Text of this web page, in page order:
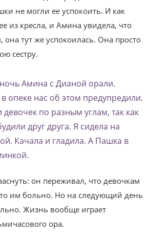
не могли ее успокоить. И как
из кресла, и Амина увидела, что
тут же успокоилась. Она просто
сестру.
Амина с Дианой орали.
опеке нас об этом предупредили.
по разным углам, так как
друг друга. Я сидела на
Качала и гладила. А Пашка в
он переживал, что девочкам
им больно. Но на следующий день
Жизнь вообще играет
ора.